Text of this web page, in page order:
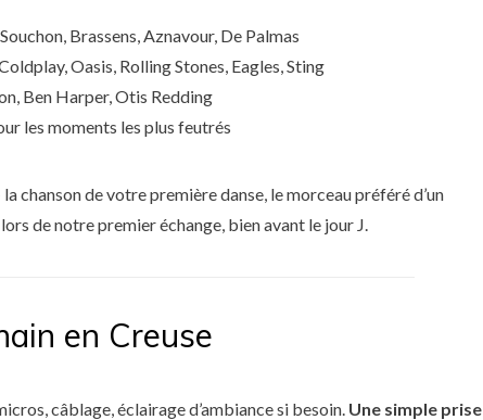
Brassens, Aznavour, De Palmas
Oasis, Rolling Stones, Eagles, Sting
Ben Harper, Otis Redding
les moments les plus feutrés
chanson de votre première danse, le morceau préféré d’un
de notre premier échange, bien avant le jour J.
en Creuse
câblage, éclairage d’ambiance si besoin. Une simple prise